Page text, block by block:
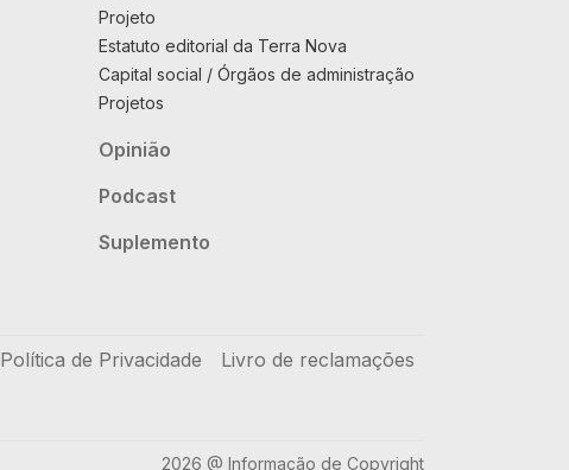
Projeto
Estatuto editorial da Terra Nova
Capital social / Órgãos de administração
Projetos
Opinião
Podcast
Suplemento
Política de Privacidade Livro de reclamações
2026 @ Informação de Copyright